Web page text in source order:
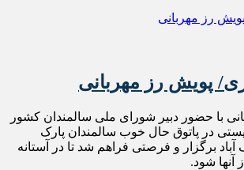
پویش رز مهربانی
با حضور دبیر شورای ملی سالمندان کشور
در پاتوق حال خوب سالمندان پارک
برگزار و فرصتی فراهم شد تا در آستانه
آنها شود.